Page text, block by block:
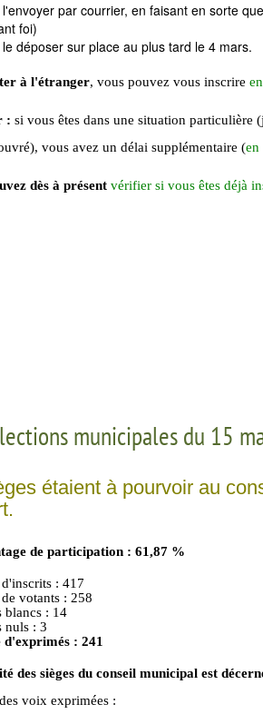
par courrier, en faisant en sorte
foi)
déposer sur place au plus tard le 4 mars.
à l'étranger, vous pouvez vous inscrire
: si vous êtes dans une situation particulière
vous avez un délai supplémentaire (en
dès à présent vérifier si vous êtes déjà
municipales du 15
étaient à pourvoir au
de participation : 61,87 %
: 417
votants : 258
blancs : 14
nuls : 3
: 241
des sièges du conseil municipal est
voix exprimées :